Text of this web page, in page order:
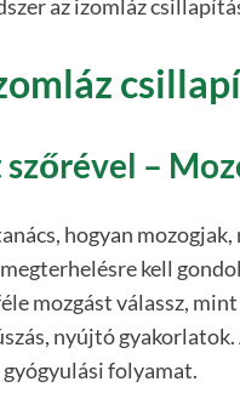
az izomláz
–
hogyan
kell
mozgást válassz,
nyújtó
folyamat.